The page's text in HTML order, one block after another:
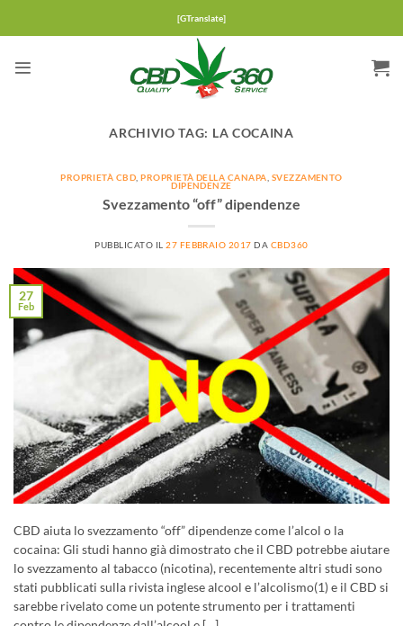
[GTranslate]
ARCHIVIO TAG: LA COCAINA
PROPRIETÀ CBD,PROPRIETÀ DELLA CANAPA SVEZZAMENTO
DIPENDENZE
Svezzamento “off” dipendenze
PUBBLICATO IL27 FEBBRAIO 2017 DA CBD360
27
Feb
CBD aiuta lo svezzamento “off” dipendenze come l’alcol o la
cocaina: Gli studi hanno già dimostrato che il CBD potrebbe aiutare
lo svezzamento al tabacco (nicotina), recentemente altri studi sono
stati pubblicati sulla rivista inglese alcool e l’alcolismo(1) e il CBD si
sarebbe rivelato come un potente strumento per i trattamenti